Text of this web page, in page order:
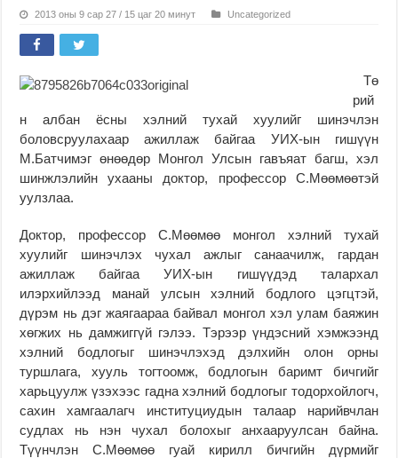
2013 оны 9 сар 27 / 15 цаг 20 минут Uncategorized
Тө
рий
н албан ёсны хэлний тухай хуулийг шинэчлэн
боловсруулахаар ажиллаж байгаа УИХ-ын гишүүн
М.Батчимэг өнөөдөр Монгол Улсын гавъяат багш, хэл
шинжлэлийн ухааны доктор, профессор С.Мөөмөөтэй
уулзлаа.
Доктор, профессор С.Мөөмөө монгол хэлний тухай
хуулийг шинэчлэх чухал ажлыг санаачилж, гардан
ажиллаж байгаа УИХ-ын гишүүдэд талархал
илэрхийлээд манай улсын хэлний бодлого цэгцтэй,
дүрэм нь дэг жаягаараа байвал монгол хэл улам баяжин
хөгжих нь дамжиггүй гэлээ. Тэрээр үндэсний хэмжээнд
хэлний бодлогыг шинэчлэхэд дэлхийн олон орны
туршлага, хууль тогтоомж, бодлогын баримт бичгийг
харьцуулж үзэхээс гадна хэлний бодлогыг тодорхойлогч,
сахин хамгаалагч институциудын талаар нарийвчлан
судлах нь нэн чухал болохыг анхааруулсан байна.
Түүнчлэн С.Мөөмөө гуай кирилл бичгийн дүрмийг